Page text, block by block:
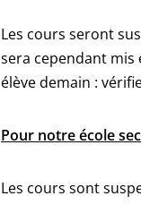
Les cours seront
sera cependant mis
élève demain :
Pour notre école
Les cours sont